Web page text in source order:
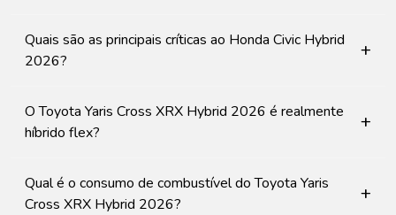
Quais são as principais críticas ao Honda Civic Hybrid
2026?
+
O Toyota Yaris Cross XRX Hybrid 2026 é realmente
híbrido flex?
+
Qual é o consumo de combustível do Toyota Yaris
Cross XRX Hybrid 2026?
+